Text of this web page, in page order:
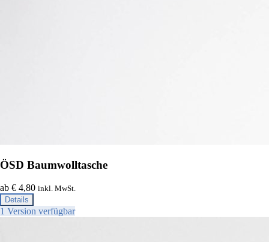
ÖSD Baumwolltasche
ab € 4,80 inkl. MwSt.
Details
1 Version verfügbar